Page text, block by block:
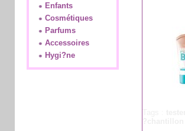
Enfants
Cosmétiques
Parfums
Accessoires
Hygi?ne